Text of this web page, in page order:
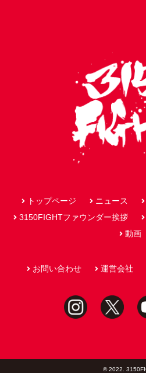
トップページ ニュース
3150FIGHTファウンダー挨拶
動画
お問い合わせ 運営会社
© 2022.